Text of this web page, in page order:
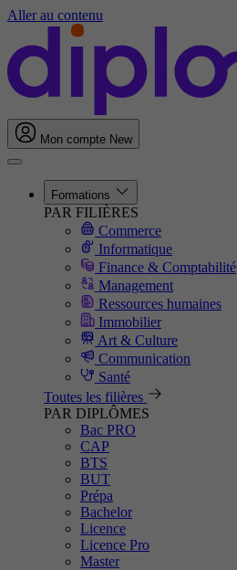
Aller au contenu
Mon compte New
Formations
PAR FILIÈRES
Commerce
Informatique
Finance & Comptabilité
Management
Ressources humaines
Immobilier
Art & Culture
Communication
Santé
Toutes les filières
PAR DIPLÔMES
Bac PRO
CAP
BTS
BUT
Prépa
Bachelor
Licence
Licence Pro
Master